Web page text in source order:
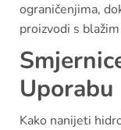
ograničenjima,
proizvodi s
Uporabu
Kako nanijeti